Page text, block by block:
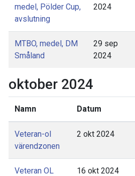
medel, Pölder Cup,
avslutning
2024
MTBO, medel, DM
Småland
29 sep
2024
oktober 2024
Namn Datum
Veteran-ol
värendzonen
2 okt 2024
Veteran OL 16 okt 2024